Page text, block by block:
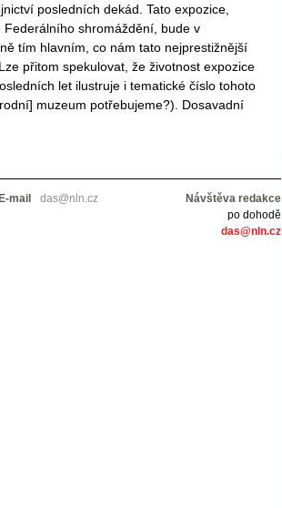
posledních dekád. Tato expozice,
shromáždění, bude v
tím hlavním, co nám tato nejprestižnější
přitom spekulovat, že životnost expozice
let ilustruje i tematické číslo tohoto
muzeum potřebujeme?). Dosavadní
E-mail das@nln.cz
Návštěva redakce
po dohodě
das@nln.cz